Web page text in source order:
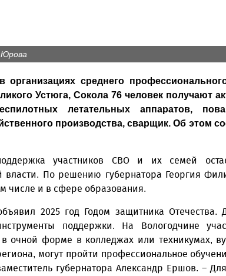
организациях среднего
Устюга, Сокола 76 человек получают
летательных аппаратов,
производства, сварщик. Об этом
участников СВО и их семей
власти. По решению губернатора Георгия
числе и в сфере образования.
2025 год Годом защитника Отечества.
поддержки. На Вологодчине
в очной форме в колледжах или техникумах,
могут пройти профессиональное
губернатора Александр Ершов. –